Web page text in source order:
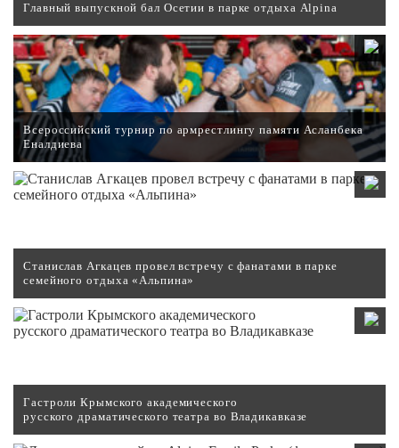
Главный выпускной бал Осетии в парке отдыха Alpina
Всероссийский турнир по армрестлингу памяти Асланбека
Еналдиева
Станислав Агкацев провел встречу с фанатами в парке
семейного отдыха «Альпина»
Гастроли Крымского академического
русского драматического театра во Владикавказе